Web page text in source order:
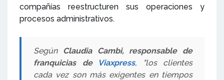
compañías reestructuren sus operaciones y
procesos administrativos.
Según Claudia Cambi, responsable de
franquicias de
Viaxpress, "los clientes
cada vez son más exigentes en tiempos